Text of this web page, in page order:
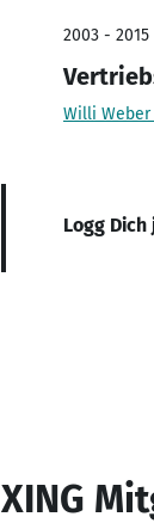
2003 - 2015
Willi Weber
Logg
XING